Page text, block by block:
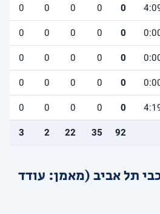
0
0
0
0
0
0
0
0
0
0
0
0
0
0
0
0
0
0
0
0
0
0
0
0
0
92
35
22
2
3
תל אביב (מאמן: עודד